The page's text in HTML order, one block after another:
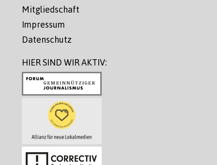
Mitgliedschaft
Impressum
Datenschutz
HIER SIND WIR AKTIV: